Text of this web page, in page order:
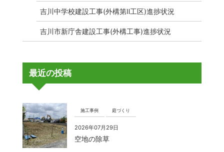
吉川中学校建設工事(外構第Ⅱ工区)進捗状況
吉川市新庁舎建設工事(外構工事)進捗状況
最近の投稿
施工事例 庭づくり
2026年07月29日
空地の除草